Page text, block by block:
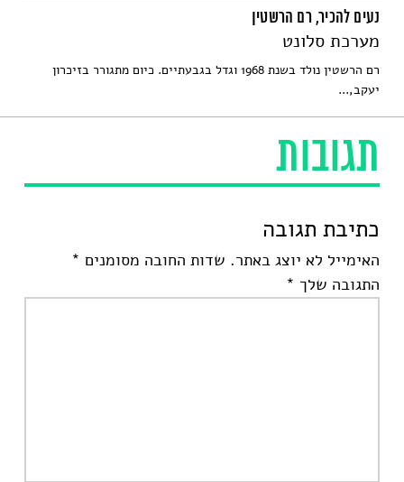
תגובות
כתיבת תגובה
האימייל לא יוצג באתר. שדות החובה מסומנים *
התגובה שלך *
נעים להכיר, רם הרשטין
מערכת סלונט
רם הרשטין נולד בשנת 1968 וגדל בגבעתיים. כיום מתגורר בזיכרון
יעקב,...